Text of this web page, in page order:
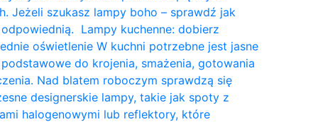
Jeżeli szukasz lampy boho – sprawdź jak
Lampy kuchenne: dobierz
oświetlenie W kuchni potrzebne jest jasne
podstawowe do krojenia, smażenia, gotowania
Nad blatem roboczym sprawdzą się
designerskie lampy, takie jak spoty z
halogenowymi lub reflektory, które